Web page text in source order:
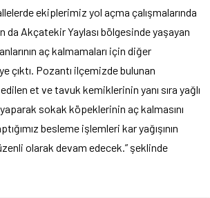
ekiplerimiz yol açma çalışmalarında
da Akçatekir Yaylası bölgesinde yaşayan
aç kalmamaları için diğer
çıktı. Pozantı ilçemizde bulunan
et ve tavuk kemiklerinin yanı sıra yağlı
sokak köpeklerinin aç kalmasını
besleme işlemleri kar yağışının
olarak devam edecek.” şeklinde